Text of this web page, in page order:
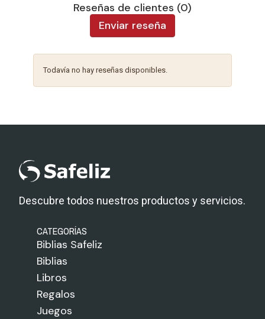
Reseñas de clientes (0)
Enviar reseña
Todavía no hay reseñas disponibles.
Descubre todos nuestros productos y servicios.
CATEGORÍAS
Biblias Safeliz
Biblias
Libros
Regalos
Juegos